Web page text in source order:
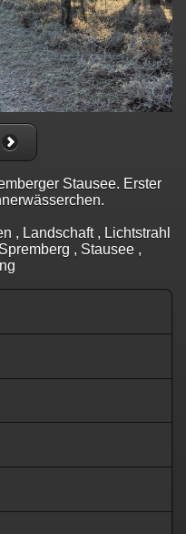
Stausee. Erster
, Landschaft , Lichtstrahl
, Stausee ,